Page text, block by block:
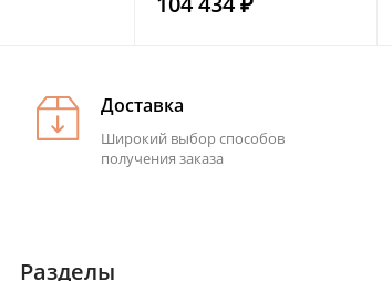
Доставка
Широкий выбор способов
получения заказа
Разделы